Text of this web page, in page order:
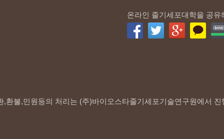
온라인 줄기세포대학을 공유
환불,민원등의 처리는 (주)바이오스타줄기세포기술연구원에서 진